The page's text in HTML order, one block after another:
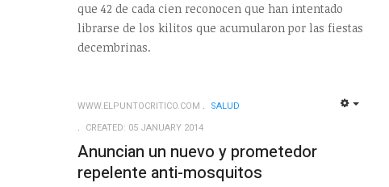
que 42 de cada cien reconocen que han intentado
librarse de los kilitos que acumularon por las fiestas
decembrinas.
WWW.ELPUNTOCRITICO.COM
SALUD
CREATED: 05 JANUARY 2014
Anuncian un nuevo y prometedor
repelente anti-mosquitos